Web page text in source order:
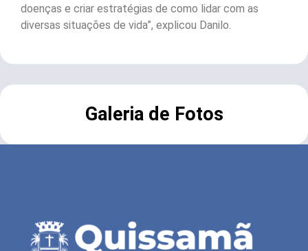
doenças e criar estratégias de como lidar com as
diversas situações de vida”, explicou Danilo.
Galeria de Fotos